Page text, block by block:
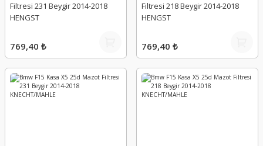
Filtresi 231 Beygir 2014-2018
HENGST
769,40 ₺
Filtresi 218 Beygir 2014-2018
HENGST
769,40 ₺